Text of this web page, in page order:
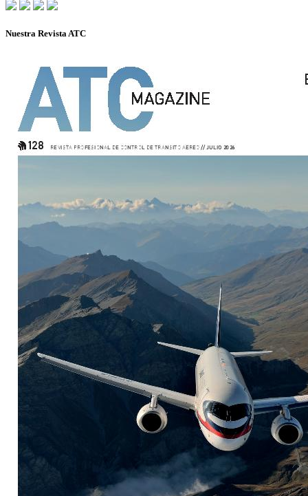
Nuestra Revista ATC